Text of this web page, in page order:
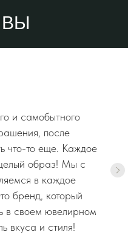
и самобытного
после
что-то еще. Каждое
образ! Мы с
в каждое
бренд, который
в своем ювелирном
вкуса и стиля!